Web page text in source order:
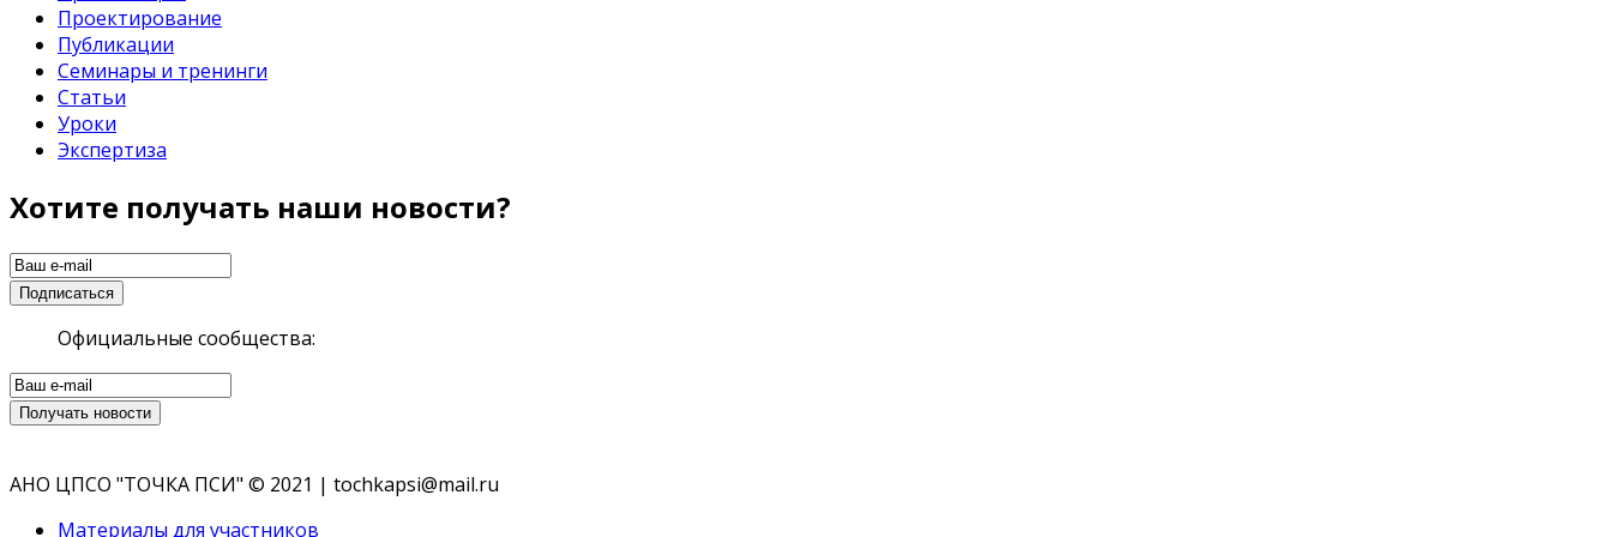
Проектирование
Публикации
Семинары и тренинги
Статьи
Уроки
Экспертиза
Хотите получать наши новости?
Официальные сообщества:
АНО ЦПСО "ТОЧКА ПСИ" © 2021 | tochkapsi@mail.ru
Материалы для участников